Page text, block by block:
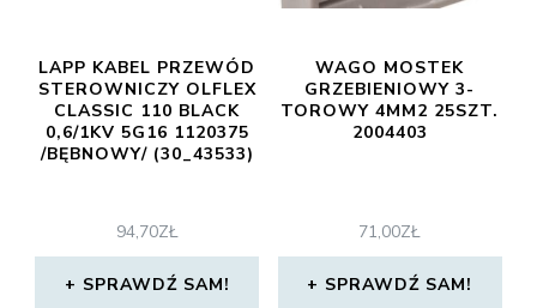
LAPP KABEL PRZEWÓD
STEROWNICZY OLFLEX
CLASSIC 110 BLACK
0,6/1KV 5G16 1120375
/BĘBNOWY/ (30_43533)
94,70ZŁ
SPRAWDŹ SAM!
WAGO MOSTEK
GRZEBIENIOWY 3-
TOROWY 4MM2 25SZT.
2004403
71,00ZŁ
SPRAWDŹ SAM!